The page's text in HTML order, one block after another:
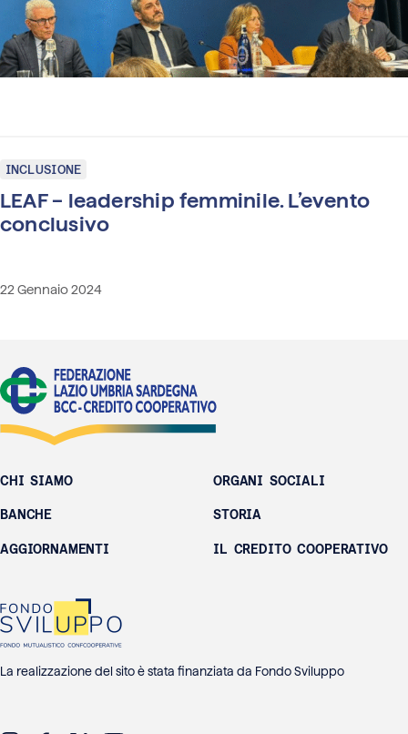
INCLUSIONE
LEAF – leadership femminile. L’evento
conclusivo
22 Gennaio 2024
CHI SIAMO
BANCHE
AGGIORNAMENTI
ORGANI SOCIALI
STORIA
IL CREDITO COOPERATIVO
La realizzazione del sito è stata finanziata da Fondo Sviluppo